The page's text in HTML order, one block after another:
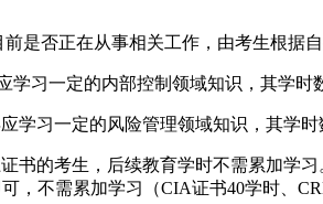
是否正在从事相关工作，由考生根据自
习一定的内部控制领域知识，其学时
习一定的风险管理领域知识，其学时
的考生，后续教育学时不需累加学
，不需累加学习（CIA证书40学时、